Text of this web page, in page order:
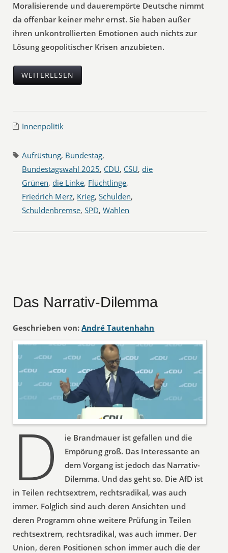
Moralisierende und dauerempörte Deutsche nimmt
da offenbar keiner mehr ernst. Sie haben außer
ihren unkontrollierten Emotionen auch nichts zur
Lösung geopolitischer Krisen anzubieten.
WEITERLESEN
Innenpolitik
Aufrüstung, Bundestag,
Bundestagswahl 2025, CDU, CSU, die
Grünen, die Linke, Flüchtlinge,
Friedrich Merz, Krieg,Schulden,
Schuldenbremse,SPD,Wahlen
Das Narrativ-Dilemma
Geschrieben von: André Tautenhahn
D
ie Brandmauer ist gefallen und die
Empörung groß. Das Interessante an
dem Vorgang ist jedoch das Narrativ-
Dilemma. Und das geht so. Die AfD ist
in Teilen rechtsextrem, rechtsradikal, was auch
immer. Folglich sind auch deren Ansichten und
deren Programm ohne weitere Prüfung in Teilen
rechtsextrem, rechtsradikal, was auch immer. Der
Union, deren Positionen schon immer auch die der